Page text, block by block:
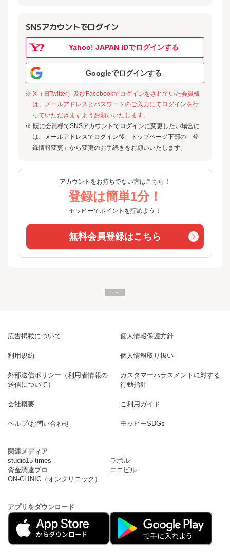
SNSアカウントでログイン
Yahoo! JAPAN IDでログインする
Googleでログインする
※ X（旧Twitter）及びFacebookでログインをされていた会員様
は、メールアドレスとパスワードのご入力にてログインを行
っていただきますようお願いいたします。
※ 既に会員様でSNSアカウントでログインに変更したい場合に
は、メールアドレスでログイン後、トップページ下部の「登
録情報変更」から変更のお手続きをお願いいたします。
アカウントをお持ちでない方はこちら！
登録は簡単1分！
モッピーでポイントを貯めよう！
無料会員登録はこちら
広告掲載について 個人情報保護方針
利用規約 個人情報取り扱い
外部送信ポリシー（利用者情報の
送信について）
カスタマーハラスメントに対する
行動指針
会社概要 ご利用ガイド
ヘルプ/お問い合わせ モッピーSDGs
関連メディア
studio15 times
ラボル
資金調達プロ
エニピル
ON-CLINIC（オンクリニック）
アプリをダウンロード